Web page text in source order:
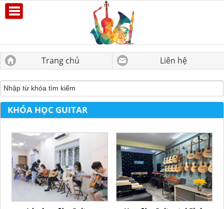
Trang chủ Liên hệ
KHÓA HỌC GUITAR